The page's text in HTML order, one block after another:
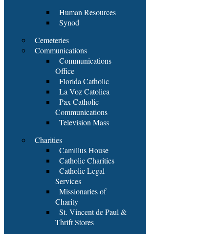
Human Resources
Synod
Cemeteries
Communications
Communications
Office
Florida Catholic
La Voz Catolica
Pax Catholic
Communications
Television Mass
Charities
Camillus House
Catholic Charities
Catholic Legal
Services
Missionaries of
Charity
St. Vincent de Paul &
Thrift Stores